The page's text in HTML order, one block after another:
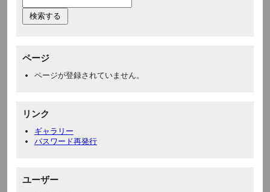
ページ
ページが登録されていません。
リンク
ギャラリー
パスワード再発行
ユーザー